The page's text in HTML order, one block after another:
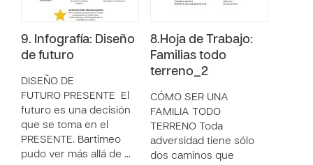
9. Infografía: Diseño
de futuro
DISEÑO DE
FUTURO PRESENTE El
futuro es una decisión
que se toma en el
PRESENTE. Bartimeo
pudo ver más allá de …
8.Hoja de Trabajo:
Familias todo
terreno_2
CÓMO SER UNA
FAMILIA TODO
TERRENO Toda
adversidad tiene sólo
dos caminos que